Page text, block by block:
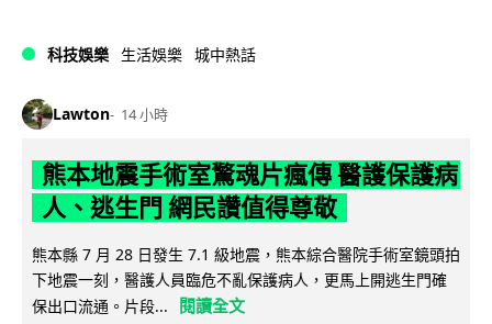
科技娛樂 生活娛樂 城中熱話
Lawton 14 小時
熊本地震手術室驚魂片瘋傳 醫護保護病
人、逃生門 網民讚值得尊敬
熊本縣 7 月 28 日發生 7.1 級地震，熊本綜合醫院手術室鏡頭拍
下地震一刻，醫護人員臨危不亂保護病人，更馬上開逃生門確
保出口流通。片段...
閱讀全文